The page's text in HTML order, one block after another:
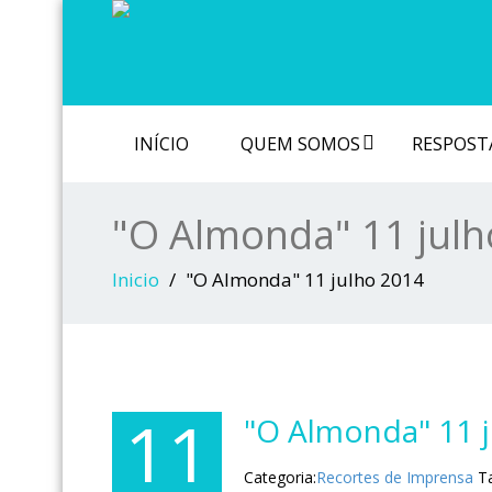
INÍCIO QUEM SOMOS
"O Almonda" 11
Inicio "O Almonda" 11 julho 2014
11 "O Almonda" 11
Categoria:Recortes de Imprensa